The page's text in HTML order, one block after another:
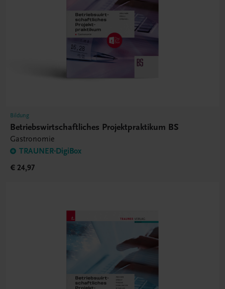
Bildung
Betriebswirtschaftliches Projektpraktikum BS
Gastronomie
TRAUNER-DigiBox
€ 24,97